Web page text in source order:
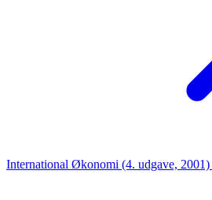
International Økonomi (4. udgave, 2001)